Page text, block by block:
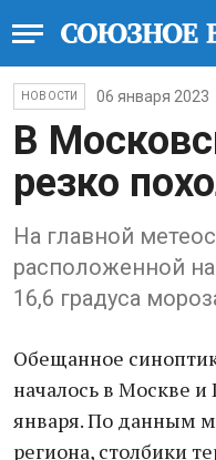
НОВОСТИ 06 января 2023
В
резко
На главной
расположенной
16,6 градуса
Обещанное
началось в Москве
января. По данным
региона, столбики